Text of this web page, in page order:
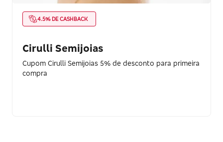
4.5% DE CASHBACK
Cirulli Semijoias
Cupom Cirulli Semijoias 5% de desconto para primeira
compra